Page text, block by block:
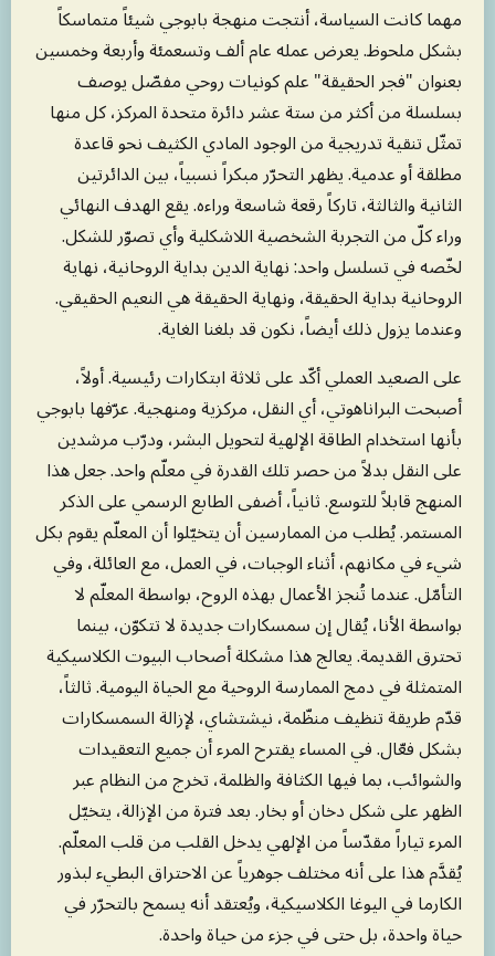
مهما كانت السياسة، أنتجت منهجة بابوجي شيئاً متماسكاً
بشكل ملحوظ. يعرض عمله عام ألف وتسعمئة وأربعة وخمسين
بعنوان "فجر الحقيقة" علم كونيات روحي مفصّل يوصف
بسلسلة من أكثر من ستة عشر دائرة متحدة المركز، كل منها
تمثّل تنقية تدريجية من الوجود المادي الكثيف نحو قاعدة
مطلقة أو عدمية. يظهر التحرّر مبكراً نسبياً، بين الدائرتين
الثانية والثالثة، تاركاً رقعة شاسعة وراءه. يقع الهدف النهائي
وراء كلّ من التجربة الشخصية اللاشكلية وأي تصوّر للشكل.
لخّصه في تسلسل واحد: نهاية الدين بداية الروحانية، نهاية
الروحانية بداية الحقيقة، ونهاية الحقيقة هي النعيم الحقيقي.
وعندما يزول ذلك أيضاً، نكون قد بلغنا الغاية.
على الصعيد العملي أكّد على ثلاثة ابتكارات رئيسية. أولاً،
أصبحت البراناهوتي، أي النقل، مركزية ومنهجية. عرّفها بابوجي
بأنها استخدام الطاقة الإلهية لتحويل البشر، ودرّب مرشدين
على النقل بدلاً من حصر تلك القدرة في معلّم واحد. جعل هذا
المنهج قابلاً للتوسع. ثانياً، أضفى الطابع الرسمي على الذكر
المستمر. يُطلب من الممارسين أن يتخيّلوا أن المعلّم يقوم بكل
شيء في مكانهم، أثناء الوجبات، في العمل، مع العائلة، وفي
التأمّل. عندما تُنجز الأعمال بهذه الروح، بواسطة المعلّم لا
بواسطة الأنا، يُقال إن سمسكارات جديدة لا تتكوّن، بينما
تحترق القديمة. يعالج هذا مشكلة أصحاب البيوت الكلاسيكية
المتمثلة في دمج الممارسة الروحية مع الحياة اليومية. ثالثاً،
قدّم طريقة تنظيف منظّمة، نيشتشاي، لإزالة السمسكارات
بشكل فعّال. في المساء يقترح المرء أن جميع التعقيدات
والشوائب، بما فيها الكثافة والظلمة، تخرج من النظام عبر
الظهر على شكل دخان أو بخار. بعد فترة من الإزالة، يتخيّل
المرء تياراً مقدّساً من الإلهي يدخل القلب من قلب المعلّم.
يُقدَّم هذا على أنه مختلف جوهرياً عن الاحتراق البطيء لبذور
الكارما في اليوغا الكلاسيكية، ويُعتقد أنه يسمح بالتحرّر في
حياة واحدة، بل حتى في جزء من حياة واحدة.